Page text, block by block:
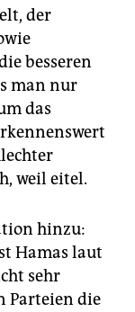
der
besseren
man nur
das
weil eitel.
hinzu:
Hamas laut
sehr
Parteien die